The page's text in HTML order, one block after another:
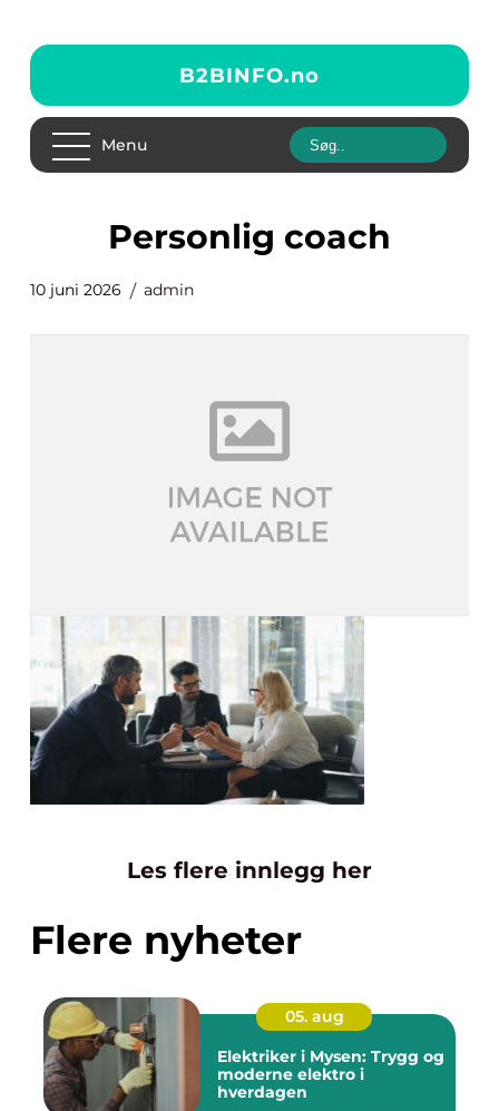
B2BINFO.no
Menu
personlig coach
10 juni 2026 admin
Les flere innlegg her
Flere nyheter
05. aug
Elektriker i Mysen: Trygg og
moderne elektro i
hverdagen